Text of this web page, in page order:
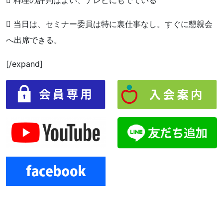
 当日は、セミナー委員は特に裏仕事なし。すぐに懇親会
へ出席できる。
[/expand]